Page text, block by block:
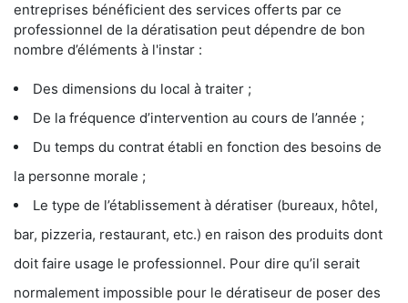
entreprises bénéficient des services offerts par ce
professionnel de la dératisation peut dépendre de bon
nombre d’éléments à l'instar :
Des dimensions du local à traiter ;
De la fréquence d’intervention au cours de l’année ;
Du temps du contrat établi en fonction des besoins de
la personne morale ;
Le type de l’établissement à dératiser (bureaux, hôtel,
bar, pizzeria, restaurant, etc.) en raison des produits dont
doit faire usage le professionnel. Pour dire qu’il serait
normalement impossible pour le dératiseur de poser des